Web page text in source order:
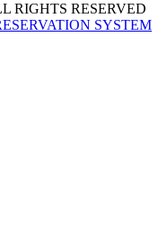
RIGHTS RESERVED
SYSTEM